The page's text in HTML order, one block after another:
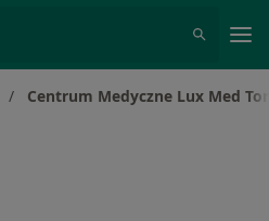
Centrum Medyczne Lux Med